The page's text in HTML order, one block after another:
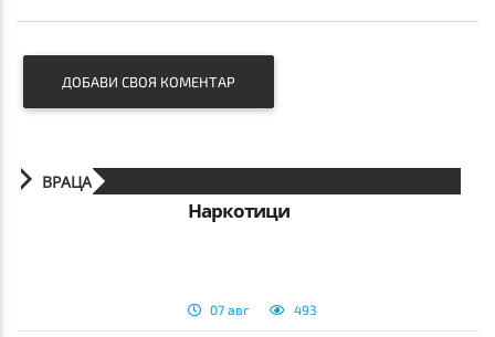
ДОБАВИ СВОЯ КОМЕНТАР
ВРАЦА
Наркотици
07 авг 493